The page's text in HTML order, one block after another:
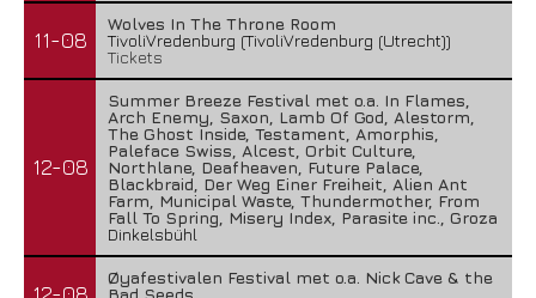
11-08
Wolves In The Throne Room
TivoliVredenburg (TivoliVredenburg (Utrecht))
Tickets
12-08
Summer Breeze Festival met o.a. In Flames,
Arch Enemy, Saxon, Lamb Of God, Alestorm,
The Ghost Inside, Testament, Amorphis,
Paleface Swiss, Alcest, Orbit Culture,
Northlane, Deafheaven, Future Palace,
Blackbraid, Der Weg Einer Freiheit, Alien Ant
Farm, Municipal Waste, Thundermother, From
Fall To Spring, Misery Index, Parasite inc., Groza
Dinkelsbühl
Øyafestivalen Festival met o.a. Nick Cave & the